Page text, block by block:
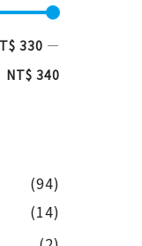
330 —
NT$ 340
(94)
(14)